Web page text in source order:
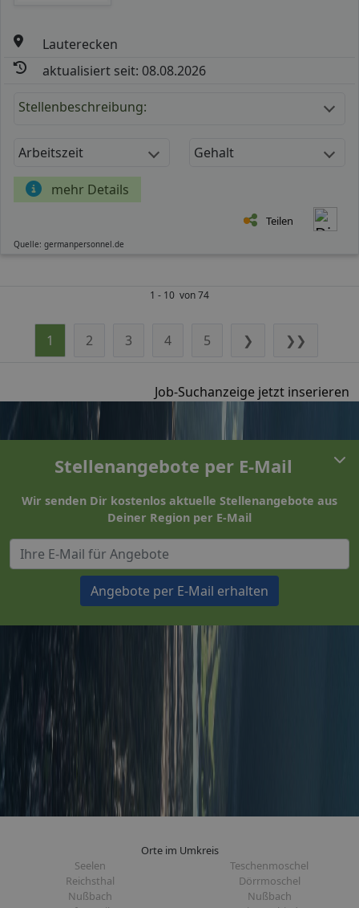
Lauterecken
aktualisiert seit: 08.08.2026
Stellenbeschreibung:
Arbeitszeit Gehalt
mehr Details
Teilen
Quelle: germanpersonnel.de
1 - 10 von 74
1 2 3 4 5 ❯ ❯❯
Job-Suchanzeige jetzt inserieren
Stellenangebote per E-Mail
Wir senden Dir kostenlos aktuelle Stellenangebote aus
Deiner Region per E-Mail
Angebote per E-Mail erhalten
Orte im Umkreis
Seelen
Teschenmoschel
Reichsthal
Dörrmoschel
Nußbach
Nußbach